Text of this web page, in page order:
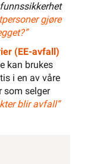
gjøre
(EE-avfall)
kan brukes
i en av våre
som selger
blir avfall”